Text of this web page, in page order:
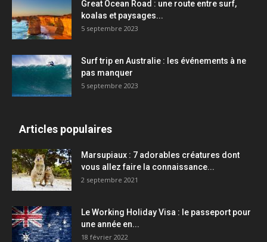
Great Ocean Road : une route entre surf,
koalas et paysages...
5 septembre 2023
Surf trip en Australie : les événements à ne
pas manquer
5 septembre 2023
Articles populaires
Marsupiaux : 7 adorables créatures dont
vous allez faire la connaissance...
2 septembre 2021
Le Working Holiday Visa : le passeport pour
une année en...
18 février 2022